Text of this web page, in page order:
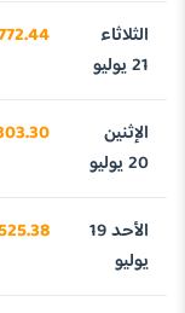
الثلاثاء
21 يوليو
الإثنين
20 يوليو
الأحد 19
يوليو